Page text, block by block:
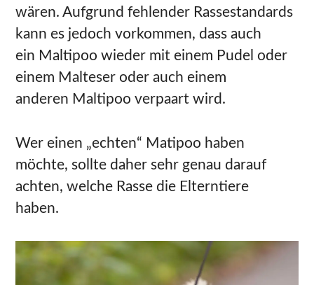
wären. Aufgrund fehlender Rassestandards
kann es jedoch vorkommen, dass auch
ein Maltipoo wieder mit einem Pudel oder
einem Malteser oder auch einem
anderen Maltipoo verpaart wird.
Wer einen „echten“ Matipoo haben
möchte, sollte daher sehr genau darauf
achten, welche Rasse die Elterntiere
haben.